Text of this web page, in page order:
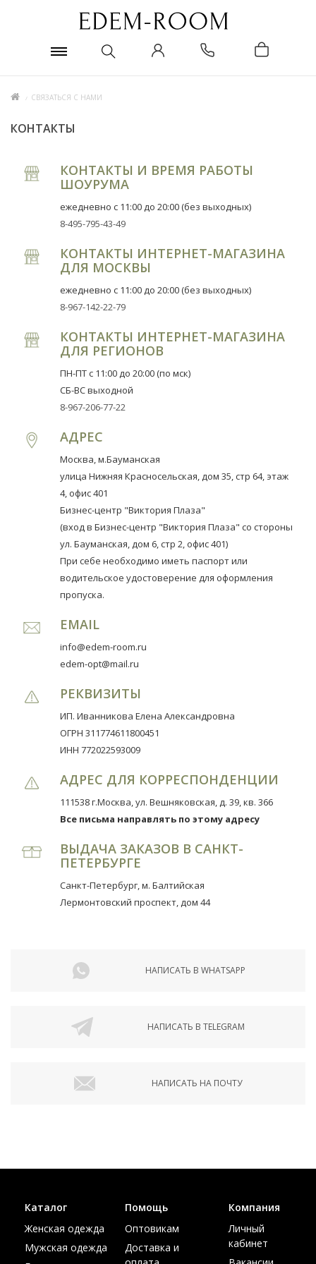
СВЯЗАТЬСЯ С НАМИ
КОНТАКТЫ
КОНТАКТЫ И ВРЕМЯ РАБОТЫ
ШОУРУМА
ежедневно с 11:00 до 20:00 (без выходных)
8-495-795-43-49
КОНТАКТЫ ИНТЕРНЕТ-МАГАЗИНА
ДЛЯ МОСКВЫ
ежедневно с 11:00 до 20:00 (без выходных)
8-967-142-22-79
КОНТАКТЫ ИНТЕРНЕТ-МАГАЗИНА
ДЛЯ РЕГИОНОВ
ПН-ПТ с 11:00 до 20:00 (по мск)
CБ-ВС выходной
8-967-206-77-22
АДРЕС
Москва, м.Бауманская
улица Нижняя Красносельская, дом 35, стр 64, этаж
4, офис 401
Бизнес-центр "Виктория Плаза"
(вход в Бизнес-центр "Виктория Плаза" со стороны
ул. Бауманская, дом 6, стр 2, офис 401)
При себе необходимо иметь паспорт или
водительское удостоверение для оформления
пропуска.
EMAIL
info@edem-room.ru
edem-opt@mail.ru
РЕКВИЗИТЫ
ИП. Иванникова Елена Александровна
ОГРН 311774611800451
ИНН 772022593009
АДРЕС ДЛЯ КОРРЕСПОНДЕНЦИИ
111538 г.Москва, ул. Вешняковская, д. 39, кв. 366
Все письма направлять по этому адресу
ВЫДАЧА ЗАКАЗОВ В САНКТ-
ПЕТЕРБУРГЕ
Санкт-Петербург, м. Балтийская
Лермонтовский проспект, дом 44
НАПИСАТЬ В WHATSAPP
НАПИСАТЬ В TELEGRAM
НАПИСАТЬ НА ПОЧТУ
Каталог
Женская одежда
Мужская одежда
Помощь
Оптовикам
Доставка и
Компания
Личный
кабинет